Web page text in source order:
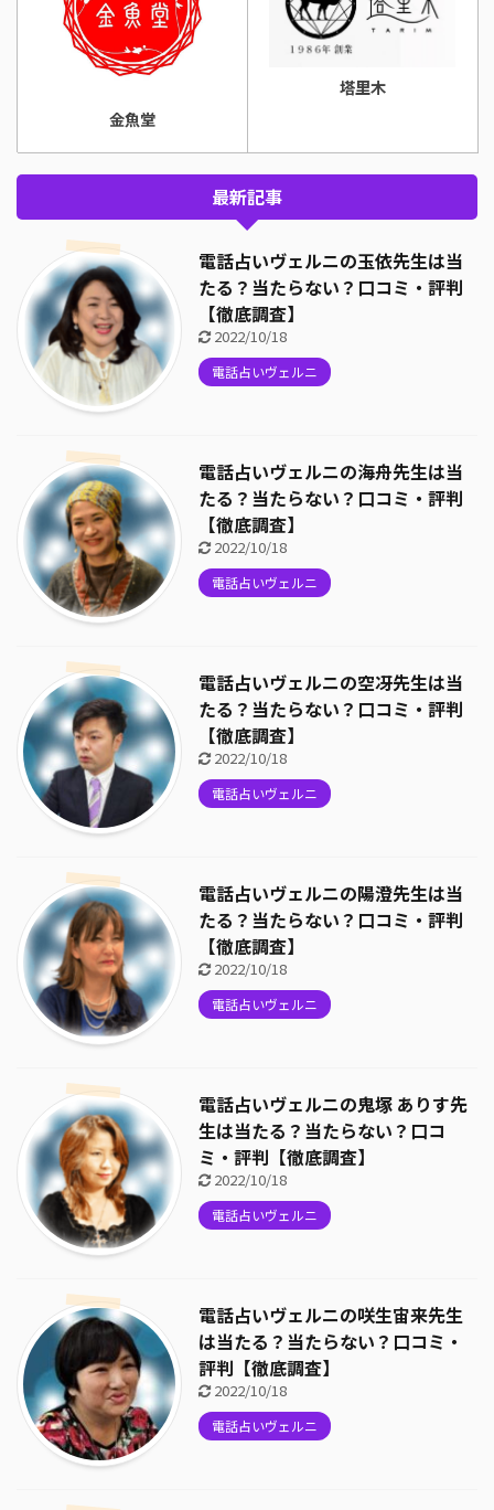
金魚堂
塔里木
最新記事
電話占いヴェルニの玉依先生は当
たる？当たらない？口コミ・評判
【徹底調査】
2022/10/18
電話占いヴェルニ
電話占いヴェルニの海舟先生は当
たる？当たらない？口コミ・評判
【徹底調査】
2022/10/18
電話占いヴェルニ
電話占いヴェルニの空冴先生は当
たる？当たらない？口コミ・評判
【徹底調査】
2022/10/18
電話占いヴェルニ
電話占いヴェルニの陽澄先生は当
たる？当たらない？口コミ・評判
【徹底調査】
2022/10/18
電話占いヴェルニ
電話占いヴェルニの鬼塚 ありす先
生は当たる？当たらない？口コ
ミ・評判【徹底調査】
2022/10/18
電話占いヴェルニ
電話占いヴェルニの咲生宙来先生
は当たる？当たらない？口コミ・
評判【徹底調査】
2022/10/18
電話占いヴェルニ